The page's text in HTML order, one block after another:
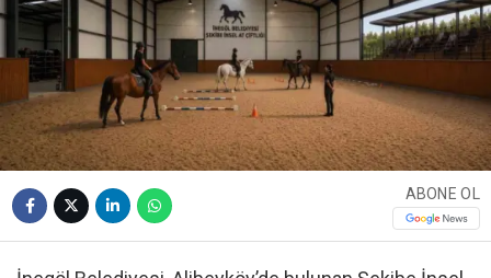
ABONE OL